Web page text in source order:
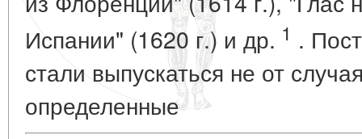
Испании" (1620 г.) и др. 1 .
стали выпускаться не от
определенные